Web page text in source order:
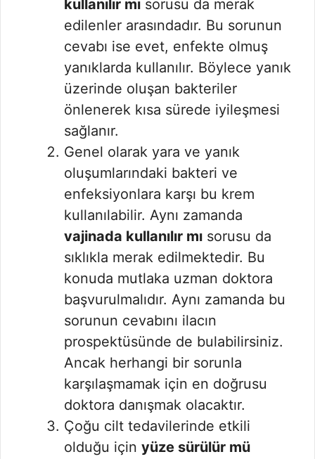
kullanılır mı sorusu da merak
edilenler arasındadır. Bu sorunun
cevabı ise evet, enfekte olmuş
yanıklarda kullanılır. Böylece yanık
üzerinde oluşan bakteriler
önlenerek kısa sürede iyileşmesi
sağlanır.
Genel olarak yara ve yanık
oluşumlarındaki bakteri ve
enfeksiyonlara karşı bu krem
kullanılabilir. Aynı zamanda
vajinada kullanılır mı sorusu da
sıklıkla merak edilmektedir. Bu
konuda mutlaka uzman doktora
başvurulmalıdır. Aynı zamanda bu
sorunun cevabını ilacın
prospektüsünde de bulabilirsiniz.
Ancak herhangi bir sorunla
karşılaşmamak için en doğrusu
doktora danışmak olacaktır.
Çoğu cilt tedavilerinde etkili
olduğu için yüze sürülür mü